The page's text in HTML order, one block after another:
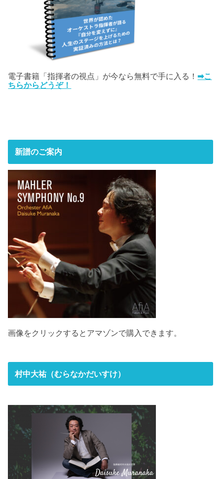
電子書籍「指揮者の視点」が今なら無料で手に入る！ ➡こ
ちらからどうぞ！
新譜のご案内
画像をクリックするとアマゾンで購入できます。
村中大祐（むらなかだいすけ）